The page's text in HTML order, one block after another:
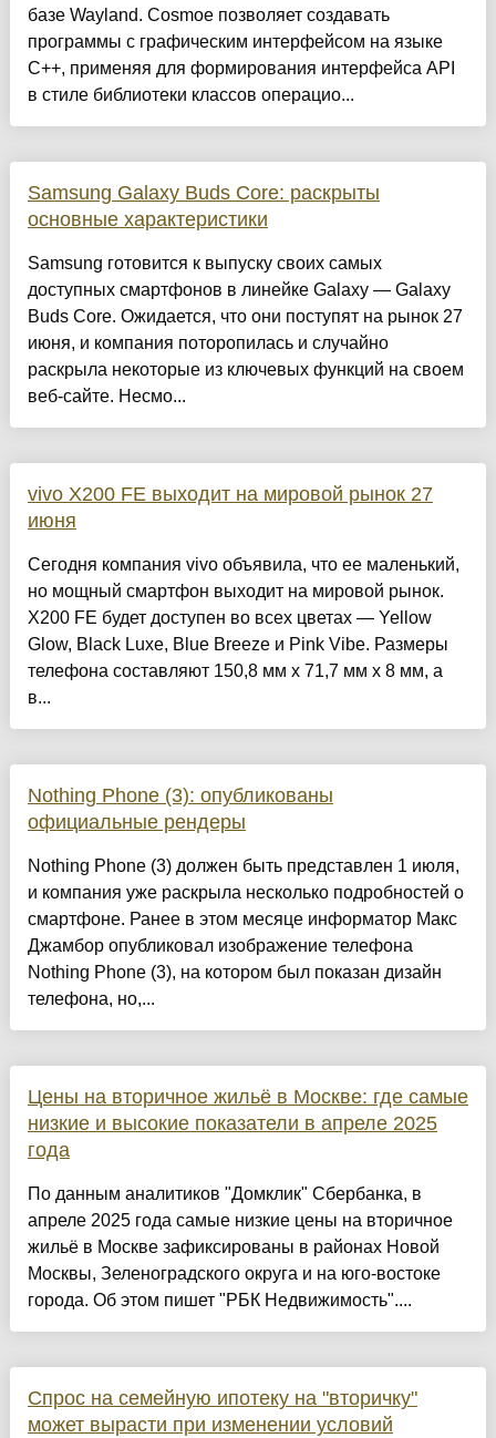
базе Wayland. Cosmoe позволяет создавать
программы с графическим интерфейсом на языке
C++, применяя для формирования интерфейса API
в стиле библиотеки классов операцио...
Samsung Galaxy Buds Core: раскрыты
основные характеристики
Samsung готовится к выпуску своих самых
доступных смартфонов в линейке Galaxy — Galaxy
Buds Core. Ожидается, что они поступят на рынок 27
июня, и компания поторопилась и случайно
раскрыла некоторые из ключевых функций на своем
веб-сайте. Несмо...
vivo X200 FE выходит на мировой рынок 27
июня
Сегодня компания vivo объявила, что ее маленький,
но мощный смартфон выходит на мировой рынок.
X200 FE будет доступен во всех цветах — Yellow
Glow, Black Luxe, Blue Breeze и Pink Vibe. Размеры
телефона составляют 150,8 мм x 71,7 мм x 8 мм, а
в...
Nothing Phone (3): опубликованы
официальные рендеры
Nothing Phone (3) должен быть представлен 1 июля,
и компания уже раскрыла несколько подробностей о
смартфоне. Ранее в этом месяце информатор Макс
Джамбор опубликовал изображение телефона
Nothing Phone (3), на котором был показан дизайн
телефона, но,...
Цены на вторичное жильё в Москве: где самые
низкие и высокие показатели в апреле 2025
года
По данным аналитиков "Домклик" Сбербанка, в
апреле 2025 года самые низкие цены на вторичное
жильё в Москве зафиксированы в районах Новой
Москвы, Зеленоградского округа и на юго-востоке
города. Об этом пишет "РБК Недвижимость"....
Спрос на семейную ипотеку на "вторичку"
может вырасти при изменении условий